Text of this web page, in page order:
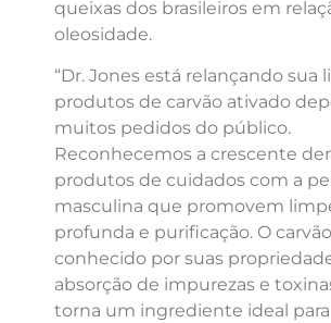
queixas dos brasileiros em
oleosidade.
“Dr. Jones está relançando sua
produtos de carvão ativado
muitos pedidos do público.
Reconhecemos a crescente
produtos de cuidados com a
masculina que promovem
profunda e purificação. O
conhecido por suas
absorção de impurezas e
torna um ingrediente ideal para